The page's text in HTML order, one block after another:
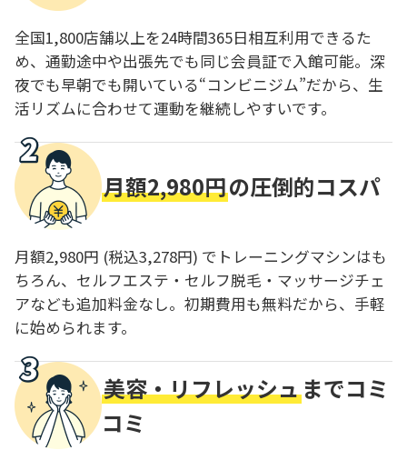
全国1,800店舗以上を24時間365日相互利用できるた
め、通勤途中や出張先でも同じ会員証で入館可能。深
夜でも早朝でも開いている“コンビニジム”だから、生
活リズムに合わせて運動を継続しやすいです。
月額2,980円の圧倒的コスパ
月額2,980円 (税込3,278円) でトレーニングマシンはも
ちろん、セルフエステ・セルフ脱毛・マッサージチェ
アなども追加料金なし。初期費用も無料だから、手軽
に始められます。
美容・リフレッシュまでコミ
コミ